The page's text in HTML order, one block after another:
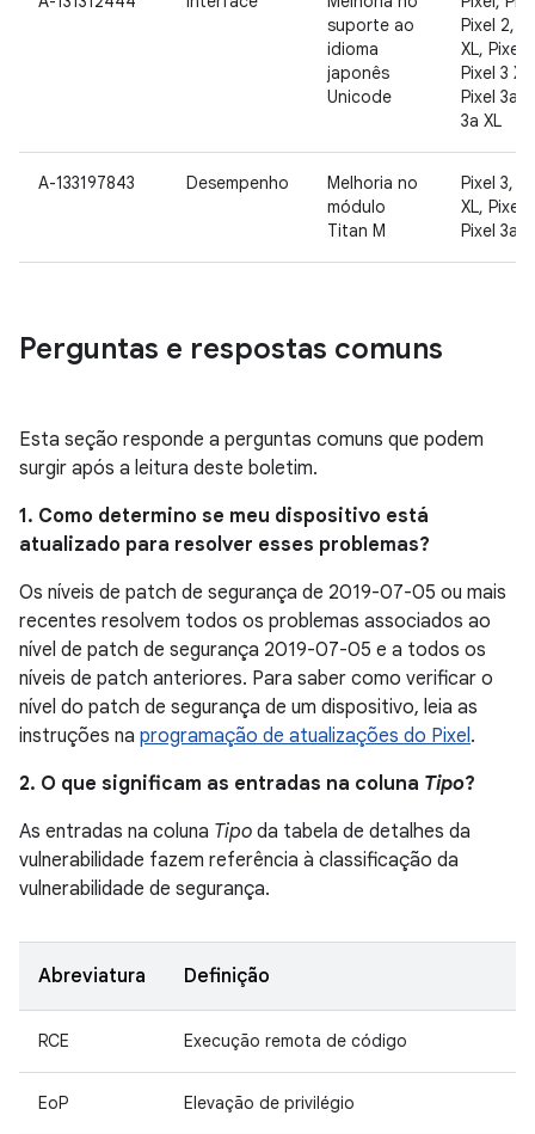
suporte ao
idioma
japonês
Unicode
Pixel 2,
XL, Pixel
Pixel 3 XL,
Pixel 3a,
3a XL
A-133197843 Desempenho
Melhoria no
módulo
Titan M
Pixel 3,
XL, Pixel
Pixel 3a
Perguntas e respostas comuns
Esta seção responde a perguntas comuns que podem
surgir após a leitura deste boletim.
1. Como determino se meu dispositivo está
atualizado para resolver esses problemas?
Os níveis de patch de segurança de 2019-07-05 ou mais
recentes resolvem todos os problemas associados ao
nível de patch de segurança 2019-07-05 e a todos os
níveis de patch anteriores. Para saber como verificar o
nível do patch de segurança de um dispositivo, leia as
instruções na programação de atualizações do Pixel.
2. O que significam as entradas na coluna Tipo?
As entradas na coluna Tipo da tabela de detalhes da
vulnerabilidade fazem referência à classificação da
vulnerabilidade de segurança.
Abreviatura Definição
RCE Execução remota de código
EoP Elevação de privilégio